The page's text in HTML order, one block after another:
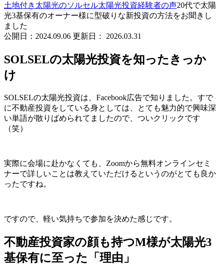
土地付き太陽光のソルセル太陽光投資経験者の声20代で太陽
光3基保有のオーナー様に型破りな新投資の方法をお聞きし
ました
公開日： 2024.09.06 更新日： 2026.03.31
SOLSELの太陽光投資を知ったきっか
け
SOLSELの太陽光投資は、Facebook広告で知りました。すで
に不動産投資をしている身としては、とても魅力的で興味深
い単語が散りばめられてましたので、ついクリックです
（笑）
実際に会場に赴かなくても、Zoomから無料オンラインセミ
ナーで詳しいことは教えていただけるというのがとても良か
ったですね。
ですので、軽い気持ちで参加を決めた感じです。
不動産投資家の顔も持つM様が太陽光3
基保有に至った「理由」